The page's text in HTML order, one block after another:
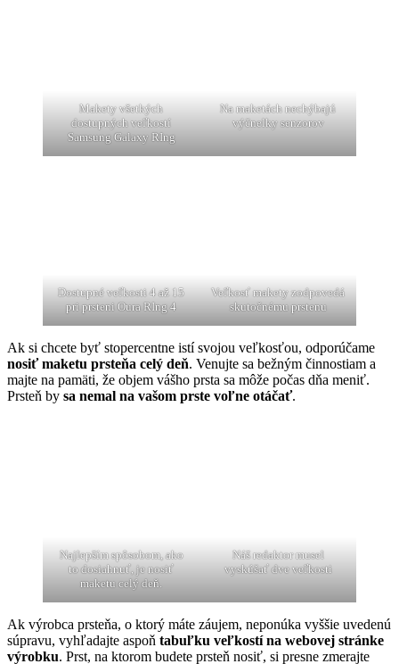
Makety všetkých
dostupných veľkostí
Samsung Galaxy RIng
Na maketách nechýbajú
výčnelky senzorov
Dostupné veľkosti 4 až 15
pri prsteni Oura RIng 4
Veľkosť makety zodpovedá
skutočnému prstenu
Ak si chcete byť stopercentne istí svojou veľkosťou, odporúčame
nosiť maketu prsteňa celý deň. Venujte sa bežným činnostiam a
majte na pamäti, že objem vášho prsta sa môže počas dňa meniť.
Prsteň by sa nemal na vašom prste voľne otáčať.
Najlepším spôsobom, ako
to dosiahnuť, je nosiť
maketu celý deň.
Náš redaktor musel
vyskúšať dve veľkosti
Ak výrobca prsteňa, o ktorý máte záujem, neponúka vyššie uvedenú
súpravu, vyhľadajte aspoň tabuľku veľkostí na webovej stránke
výrobku. Prst, na ktorom budete prsteň nosiť, si presne zmerajte